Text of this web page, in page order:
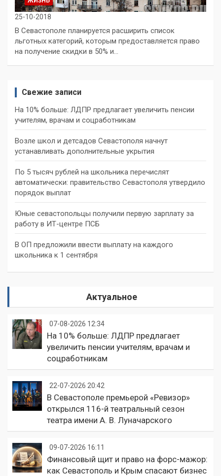
25-10-2018
В Севастополе планируется расширить список
льготных категорий, которым предоставляется право
на получение скидки в 50% и…
Свежие записи
На 10% больше: ЛДПР предлагает увеличить пенсии
учителям, врачам и соцработникам
Возле школ и детсадов Севастополя начнут
устанавливать дополнительные укрытия
По 5 тысяч рублей на школьника перечислят
автоматически: правительство Севастополя утвердило
порядок выплат
Юные севастопольцы получили первую зарплату за
работу в ИТ-центре ПСБ
В ОП предложили ввести выплату на каждого
школьника к 1 сентября
Актуальное
07-08-2026 12:34
На 10% больше: ЛДПР предлагает
увеличить пенсии учителям, врачам и
соцработникам
22-07-2026 20:42
В Севастополе премьерой «Ревизор»
открылся 116-й театральный сезон
театра имени А. В. Луначарского
09-07-2026 16:11
Финансовый щит и право на форс-мажор:
как Севастополь и Крым спасают бизнес